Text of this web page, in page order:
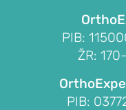
(medijalni
epikondilitis)
Ukočenost
PIB:
ŽR:
PIB: